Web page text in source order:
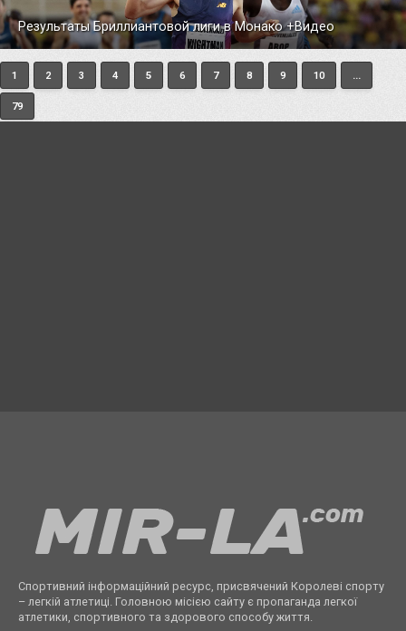
Результаты Бриллиантовой лиги в Монако +Видео
1 2 3 4 5 6 7 8 9 10 ...
79
Спортивний інформаційний ресурс, присвячений Королеві спорту
– легкій атлетиці. Головною місією сайту є пропаганда легкої
атлетики, спортивного та здорового способу життя.